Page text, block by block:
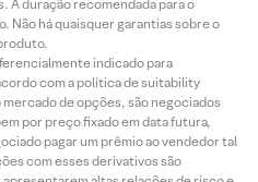
A duração recomendada para o
Não há quaisquer garantias sobre o
indicado para
com a política de suitability
de opções, são negociados
por preço fixado em data futura,
pagar um prêmio ao vendedor tal
com esses derivativos são